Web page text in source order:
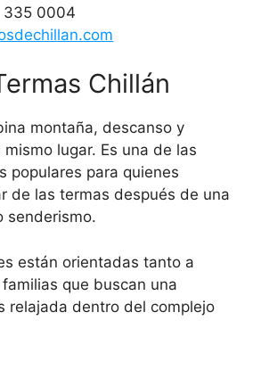
335 0004
Chillán
montaña, descanso y
lugar. Es una de las
populares para quienes
de las termas después de una
senderismo.
están orientadas tanto a
que buscan una
relajada dentro del complejo